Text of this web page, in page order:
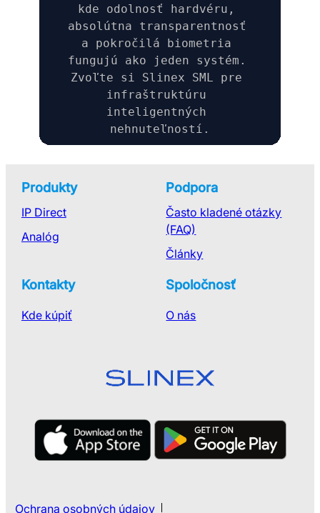
kde odolnosť hardvéru,
absolútna transparentnosť
a pokročilá biometria
fungujú ako jeden systém.
Zvoľte si Slinex SML pre
infraštruktúru
inteligentných
nehnuteľností.
Produkty
IP Direct
Analóg
Podpora
Často kladené otázky
(FAQ)
Články
Kontakty
Kde kúpiť
Spoločnosť
O nás
Ochrana osobných údajov